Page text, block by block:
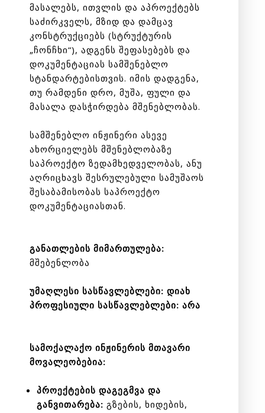
მასალებს, ითვლის და აპროექტებს
საძირკველს, მზიდ და დამცავ
კონსტრუქციებს (სტრუქტურის
„ჩონჩხი“), ადგენს შეფასებებს და
დოკუმენტაციას სამშენებლო
სტანდარტებისთვის. იმის დადგენა,
თუ რამდენი დრო, მუშა, ფული და
მასალა დასჭირდება მშენებლობას.
სამშენებლო ინჟინერი ასევე
ახორციელებს მშენებლობაზე
საპროექტო ზედამხედველობას, ანუ
აღრიცხავს შესრულებული სამუშაოს
შესაბამისობას საპროექტო
დოკუმენტაციასთან.
განათლების მიმართულება:
მშებენლობა
უმაღლესი სასწავლებლები: დიახ
პროფესიული სასწავლებლები: არა
სამოქალაქო ინჟინერის მთავარი
მოვალეობებია:
პროექტების დაგეგმვა და
განვითარება: გზების, ხიდების,